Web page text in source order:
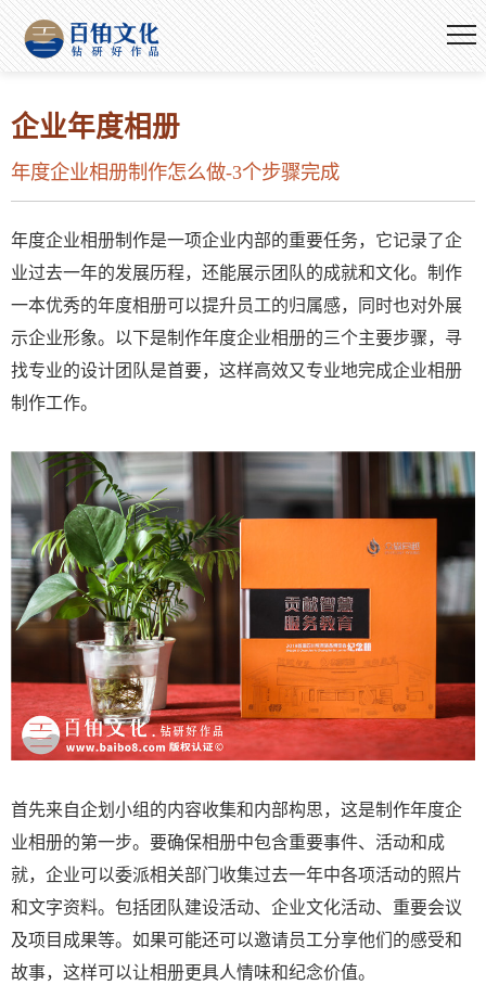
企业年度相册
年度企业相册制作怎么做-3个步骤完成
年度企业相册制作是一项企业内部的重要任务，它记录了企
业过去一年的发展历程，还能展示团队的成就和文化。制作
一本优秀的年度相册可以提升员工的归属感，同时也对外展
示企业形象。以下是制作年度企业相册的三个主要步骤，寻
找专业的设计团队是首要，这样高效又专业地完成企业相册
制作工作。
首先来自企划小组的内容收集和内部构思，这是制作年度企
业相册的第一步。要确保相册中包含重要事件、活动和成
就，企业可以委派相关部门收集过去一年中各项活动的照片
和文字资料。包括团队建设活动、企业文化活动、重要会议
及项目成果等。如果可能还可以邀请员工分享他们的感受和
故事，这样可以让相册更具人情味和纪念价值。